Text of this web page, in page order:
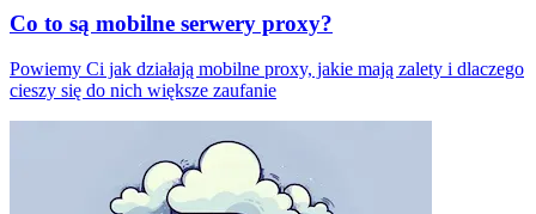
Co to są mobilne serwery proxy?
Powiemy Ci jak działają mobilne proxy, jakie mają zalety i dlaczego
cieszy się do nich większe zaufanie